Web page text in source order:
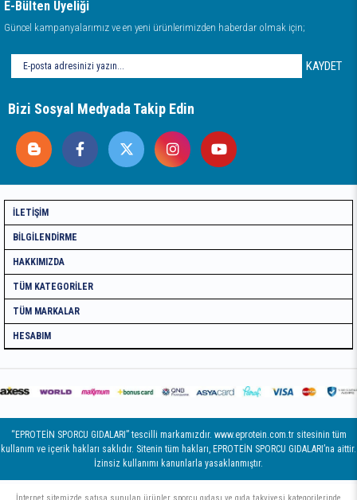
E-Bülten Üyeliği
Güncel kampanyalarımız ve en yeni ürünlerimizden haberdar olmak için;
KAYDET
Bizi Sosyal Medyada Takip Edin
İLETIŞIM
BILGILENDIRME
HAKKIMIZDA
TÜM KATEGORILER
TÜM MARKALAR
HESABIM
“EPROTEİN SPORCU GIDALARI” tescilli markamızdır. www.eprotein.com.tr sitesinin tüm
kullanım ve içerik hakları saklıdır. Sitenin tüm hakları, EPROTEİN SPORCU GIDALARI’na aittir.
İzinsiz kullanımı kanunlarla yasaklanmıştır.